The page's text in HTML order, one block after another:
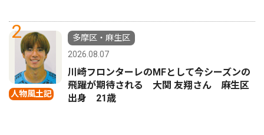
2
人物風土記
多摩区・麻生区
2026.08.07
川崎フロンターレのMFとして今シーズンの
飛躍が期待される 大関 友翔さん 麻生区
出身 21歳